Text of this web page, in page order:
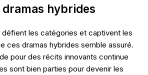
dramas hybrides
les catégories et captivent les
ces dramas hybrides semble assuré.
pour des récits innovants continue
sont bien parties pour devenir les